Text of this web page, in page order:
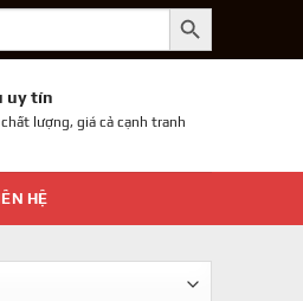
SEARCH BUTTON
uy tín
lượng, giá cả cạnh tranh
HỆ